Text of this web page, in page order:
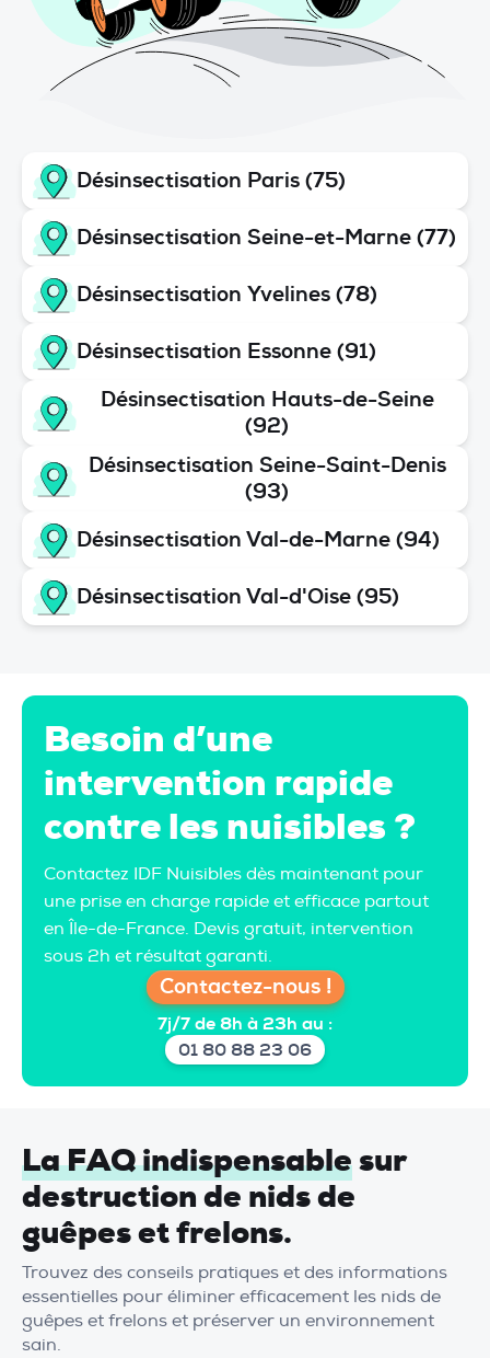
Désinsectisation Paris (75)
Désinsectisation Seine-et-Marne (77)
Désinsectisation Yvelines (78)
Désinsectisation Essonne (91)
Désinsectisation Hauts-de-Seine
(92)
Désinsectisation Seine-Saint-Denis
(93)
Désinsectisation Val-de-Marne (94)
Désinsectisation Val-d'Oise (95)
Besoin d’une
intervention rapide
contre les nuisibles ?
Contactez IDF Nuisibles dès maintenant pour
une prise en charge rapide et efficace partout
en Île-de-France. Devis gratuit, intervention
sous 2h et résultat garanti.
Contactez-nous !
7j/7 de 8h à 23h au :
01 80 88 23 06
La FAQ indispensablesur
destruction de nids de
guêpes et frelons.
Trouvez des conseils pratiques et des informations
essentielles pour éliminer efficacement les nids de
guêpes et frelons et préserver un environnement
sain.